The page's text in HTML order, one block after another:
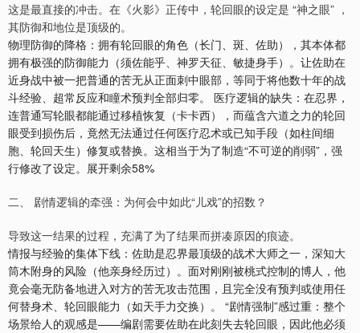
这是最直接的冲击。在《火影》正传中，轮回眼的设定是 “神之眼” ，
其防御和地位是顶级的。
物理防御的降格：拥有轮回眼的角色（长门、斑、佐助），其本体都
拥有极强的防御能力（须佐能乎、神罗天征、敏捷身手）。让佐助在
近身战中被一把普通的苦无从正面刺中眼部，等同于将他数十年的战
斗经验、超常反应和瞳术预判全部归零。 医疗逻辑的缺失：在忍界，
连普通写轮眼都能通过移植恢复（卡卡西），而蕴含六道之力的轮回
眼受到损伤后，竟然无法通过任何医疗忍术或已知手段（如柱间细
胞、轮回天生）修复或替换。这相当于为了制造“不可逆的削弱”，强
行修改了设定。展开剩余58%
二、 剧情逻辑的牵强：为何会中如此“儿戏”的招数？
导致这一结果的过程，充满了为了结果而拼凑原因的痕迹。
情报与经验的集体下线：佐助是忍界最顶级的战术大师之一，深知大
筒木附身的风险（他亲身经历过）。面对刚刚被桃式控制的博人，他
竟会毫无防备地进入对方的苦无攻击范围，且完全没有预判或使用任
何替身术、轮回眼能力（如天手力交换）。 “剧情强制”感过重：整个
场景给人的观感是——编剧需要佐助在此刻失去轮回眼，因此他必须